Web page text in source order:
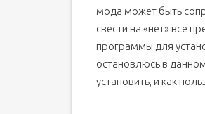
мода может быть
свести на «нет» все
программы для
остановлюсь в
установить, и как